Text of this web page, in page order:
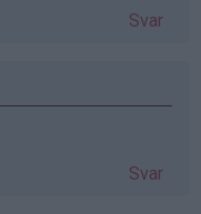
Svar
Svar